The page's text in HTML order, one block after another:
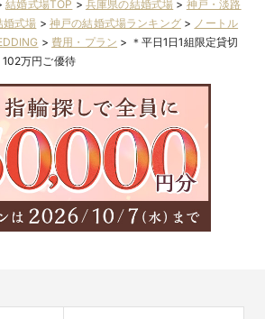
結婚式場TOP > 兵庫県の結婚式場 > 神戸・淡路
婚式場 > 神戸の結婚式場ランキング> ノートル
> 費用・プラン > ＊平日1日1組限定貸切
万円ご優待